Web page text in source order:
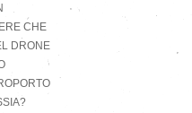
CHE
DRONE